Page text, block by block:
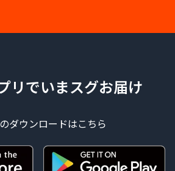
リでいまスグお届け
ダウンロードはこちら